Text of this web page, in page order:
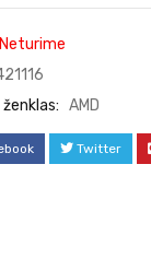
Neturime
ženklas: AMD
Twitter